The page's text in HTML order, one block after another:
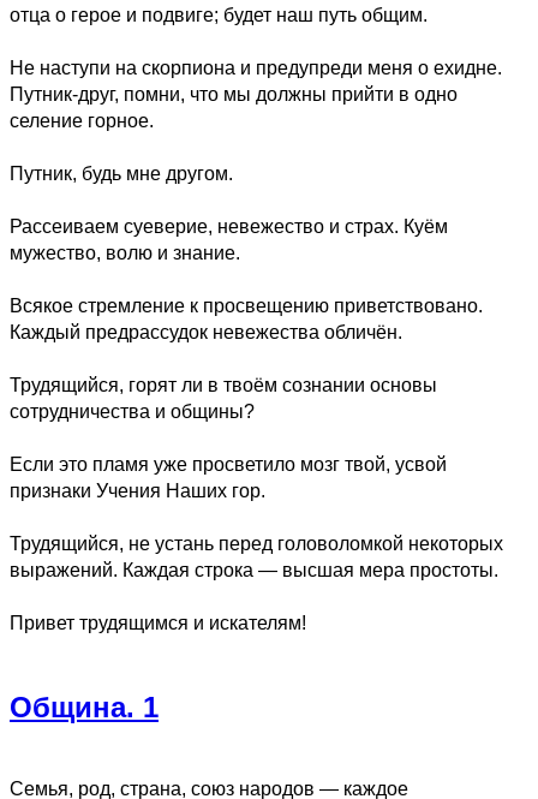
отца о герое и подвиге; будет наш путь общим.
Не наступи на скорпиона и предупреди меня о ехидне.
Путник-друг, помни, что мы должны прийти в одно
селение горное.
Путник, будь мне другом.
Рассеиваем суеверие, невежество и страх. Куём
мужество, волю и знание.
Всякое стремление к просвещению приветствовано.
Каждый предрассудок невежества обличён.
Трудящийся, горят ли в твоём сознании основы
сотрудничества и общины?
Если это пламя уже просветило мозг твой, усвой
признаки Учения Наших гор.
Трудящийся, не устань перед головоломкой некоторых
выражений. Каждая строка — высшая мера простоты.
Привет трудящимся и искателям!
Община. 1
Семья, род, страна, союз народов — каждое